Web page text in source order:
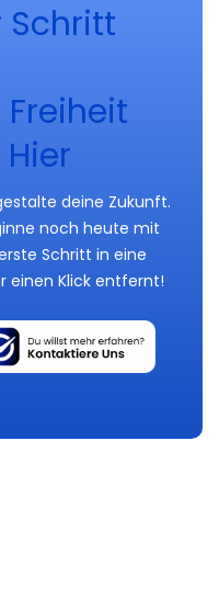
Schritt
deine Zukunft.
noch heute mit
Schritt in eine
einen Klick entfernt!